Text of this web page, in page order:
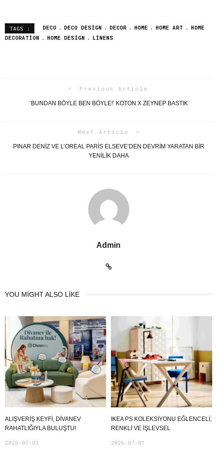
TAGS : DECO DECO DESIGN DECOR HOME HOME ART
HOME
DECORATION
HOME DESIGN LINENS
Previous Article
‘BUNDAN BÖYLE BEN BÖYLE!’ KOTON X ZEYNEP BASTIK
Next Article
PINAR DENİZ VE L’OREAL PARİS ELSEVE’DEN DEVRİM YARATAN BİR
YENİLİK DAHA
Admin
YOU MIGHT ALSO LIKE
ALIŞVERIŞ KEYFI, DIVANEV
RAHATLIĞIYLA BULUŞTU!
2026-07-02
IKEA PS KOLEKSIYONU EĞLENCELI,
RENKLI VE İŞLEVSEL
2026-07-01